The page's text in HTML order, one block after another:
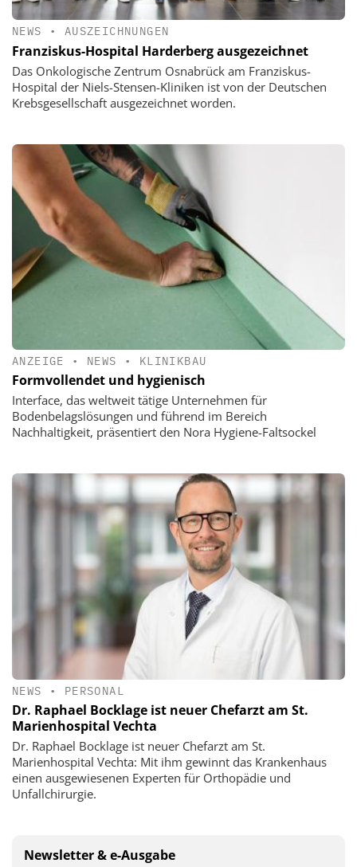
NEWS • AUSZEICHNUNGEN
Franziskus-Hospital Harderberg ausgezeichnet
Das Onkologische Zentrum Osnabrück am Franziskus-
Hospital der Niels-Stensen-Kliniken ist von der Deutschen
Krebsgesellschaft ausgezeichnet worden.
ANZEIGE • NEWS • KLINIKBAU
Formvollendet und hygienisch
Interface, das weltweit tätige Unternehmen für
Bodenbelagslösungen und führend im Bereich
Nachhaltigkeit, präsentiert den Nora Hygiene-Faltsockel
NEWS • PERSONAL
Dr. Raphael Bocklage ist neuer Chefarzt am St.
Marienhospital Vechta
Dr. Raphael Bocklage ist neuer Chefarzt am St.
Marienhospital Vechta: Mit ihm gewinnt das Krankenhaus
einen ausgewiesenen Experten für Orthopädie und
Unfallchirurgie.
Newsletter & e-Ausgabe